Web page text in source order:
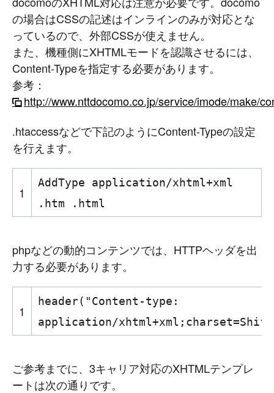
の場合はCSSの記述はインラインのみが対応とな
っているので、外部CSSが使えません。
また、機種側にXHTMLモードを認識させるには、
Content-Typeを指定する必要があります。
参考：
http://www.nttdocomo.co.jp/service/imode/make/
.htaccessなどで下記のようにContent-Typeの設定
を行えます。
1
AddType application/xhtml+xml
.htm .html
phpなどの動的コンテンツでは、HTTPヘッダを出
力する必要があります。
1
header( "Content-type:
application/
ご参考までに、3キャリア対応のXHTMLテンプレ
ートは次の通りです。